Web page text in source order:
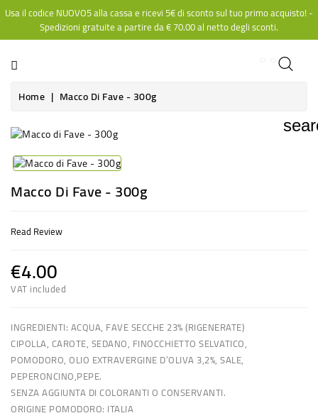
Usa il codice NUOVO5 alla cassa e ricevi 5€ di sconto sul tuo primo acquisto! -
Spedizioni gratuite a partire da€ 70.00al netto degli sconti.
CATEGORY
Home Macco Di Fave - 300g
Macco Di Fave - 300g
Read Review
€4.00
VAT included
INGREDIENTI: ACQUA, FAVE SECCHE 23% (RIGENERATE)
CIPOLLA, CAROTE, SEDANO, FINOCCHIETTO SELVATICO,
POMODORO, OLIO EXTRAVERGINE D’OLIVA 3,2%, SALE,
PEPERONCINO,PEPE.
SENZA AGGIUNTA DI COLORANTI O CONSERVANTI.
ORIGINE POMODORO: ITALIA